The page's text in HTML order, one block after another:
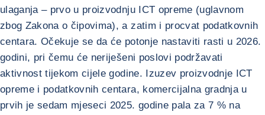
ulaganja – prvo u proizvodnju ICT opreme (uglavnom
zbog Zakona o čipovima), a zatim i procvat podatkovnih
centara. Očekuje se da će potonje nastaviti rasti u 2026.
godini, pri čemu će neriješeni poslovi podržavati
aktivnost tijekom cijele godine. Izuzev proizvodnje ICT
opreme i podatkovnih centara, komercijalna gradnja u
prvih je sedam mjeseci 2025. godine pala za 7 % na